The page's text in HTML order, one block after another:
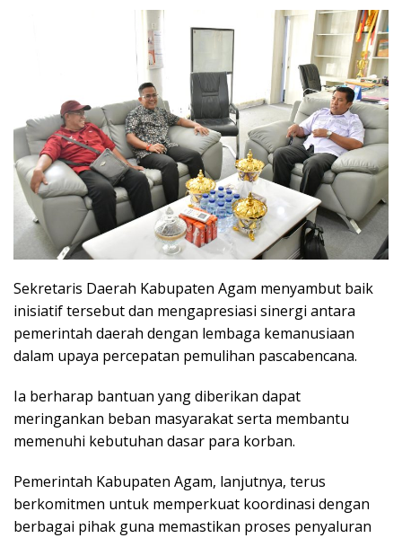
Sekretaris Daerah Kabupaten Agam menyambut baik
inisiatif tersebut dan mengapresiasi sinergi antara
pemerintah daerah dengan lembaga kemanusiaan
dalam upaya percepatan pemulihan pascabencana.
Ia berharap bantuan yang diberikan dapat
meringankan beban masyarakat serta membantu
memenuhi kebutuhan dasar para korban.
Pemerintah Kabupaten Agam, lanjutnya, terus
berkomitmen untuk memperkuat koordinasi dengan
berbagai pihak guna memastikan proses penyaluran